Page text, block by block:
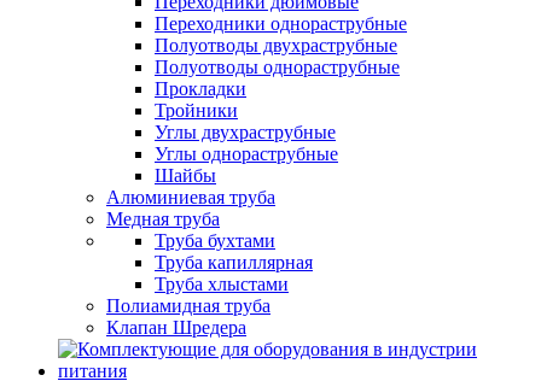
Переходники однораструбные
Полуотводы двухраструбные
Полуотводы однораструбные
Прокладки
Тройники
Углы двухраструбные
Углы однораструбные
Шайбы
Алюминиевая труба
Медная труба
Труба бухтами
Труба капиллярная
Труба хлыстами
Полиамидная труба
Клапан Шредера